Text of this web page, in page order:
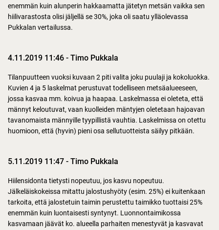
enemmän kuin alunperin hakkaamatta jätetyn metsän vaikka sen
hiilivarastosta olisi jäljellä se 30%, joka oli saatu ylläolevassa
Pukkalan vertailussa.
4.11.2019 11:46 - Timo Pukkala
Tilanpuutteen vuoksi kuvaan 2 piti valita joku puulaji ja kokoluokka.
Kuvien 4 ja 5 laskelmat perustuvat todelliseen metsäalueeseen,
jossa kasvaa mm. koivua ja haapaa. Laskelmassa ei oleteta, että
männyt keloutuvat, vaan kuolleiden mäntyjen oletetaan hajoavan
tavanomaista männyille tyypillistä vauhtia. Laskelmissa on otettu
huomioon, että (hyvin) pieni osa sellutuotteista säilyy pitkään.
5.11.2019 11:47 - Timo Pukkala
Hiilensidonta tietysti nopeutuu, jos kasvu nopeutuu.
Jälkeläiskokeissa mitattu jalostushyöty (esim. 25%) ei kuitenkaan
tarkoita, että jalostetuin taimin perustettu taimikko tuottaisi 25%
enemmän kuin luontaisesti syntynyt. Luonnontaimikossa
kasvamaan jäävät ko. alueella parhaiten menestyvät ja kasvavat